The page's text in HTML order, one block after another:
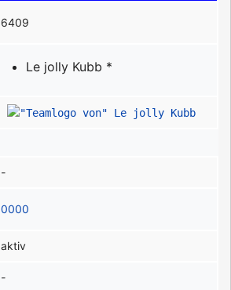
6409
Le jolly Kubb *
-
0000
aktiv
-